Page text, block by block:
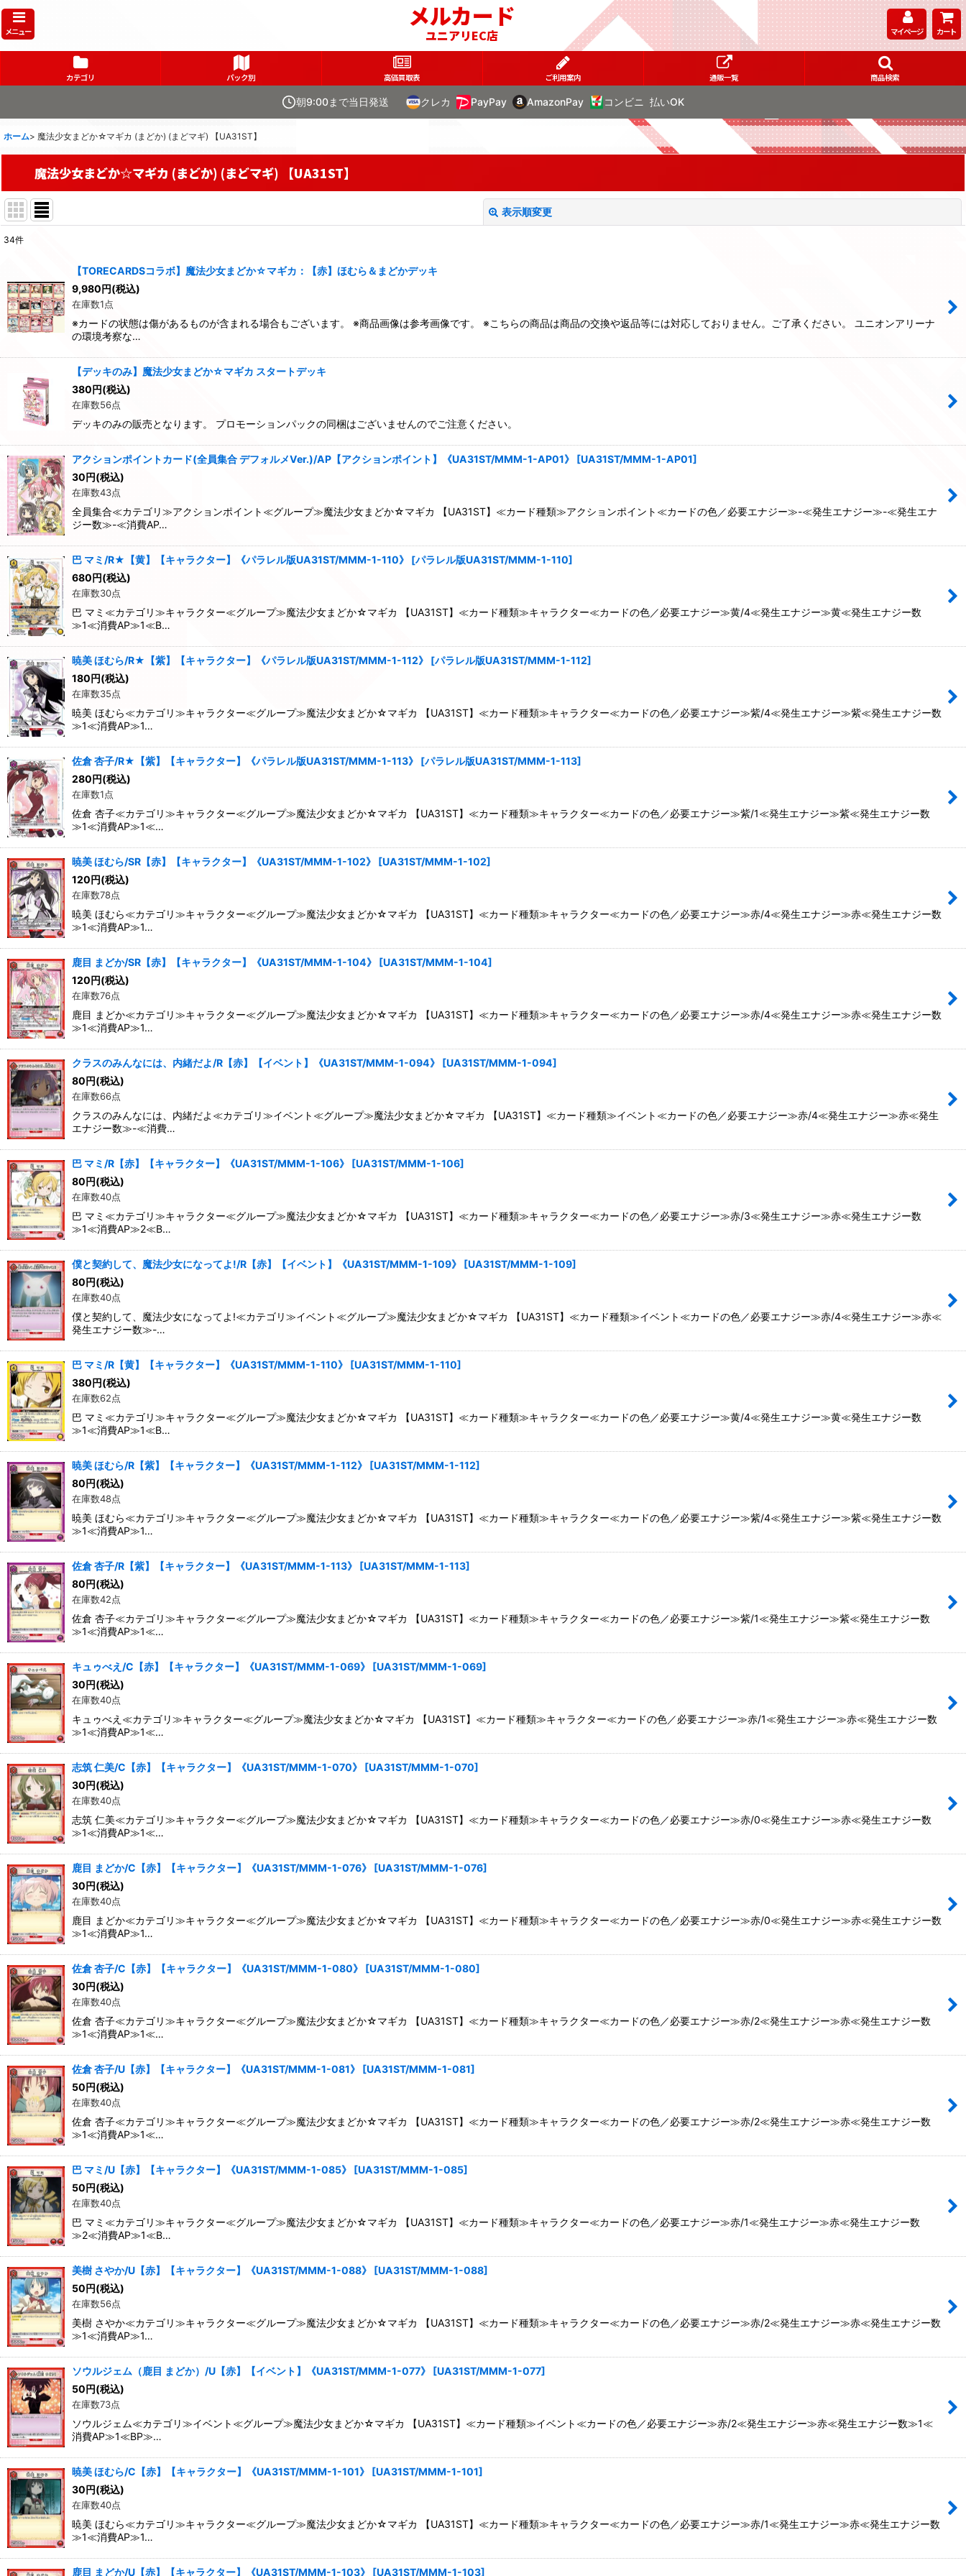
メニュー メルカード
ユニアリEC店 マイページ カート
カテゴリ パック別 高価買取表 ご利用案内 通販一覧 商品検索
朝9:00まで当日発送 クレカ PayPay AmazonPay コンビニ 払いOK
ホーム> 魔法少女まどか☆マギカ (まどか) (まどマギ) 【UA31ST】
魔法少女まどか☆マギカ (まどか) (まどマギ) 【UA31ST】
表示順変更
在庫あり
並び順:
絞り込む
34件
【TORECARDSコラボ】魔法少女まどか☆マギカ：【赤】ほむら＆まどかデッキ
9,980円(税込)
在庫数1点
※カードの状態は傷があるものが含まれる場合もございます。 ※商品画像は参考画像です。 ※こちらの商品は商品の交換や返品等には対応しておりません。ご了承ください。 ユニオンアリーナ
の環境考察な…
【デッキのみ】魔法少女まどか☆マギカ スタートデッキ
380円(税込)
在庫数56点
デッキのみの販売となります。 プロモーションパックの同梱はございませんのでご注意ください。
アクションポイントカード(全員集合 デフォルメVer.)/AP【アクションポイント】《UA31ST/MMM-1-AP01》 [UA31ST/MMM-1-AP01]
30円(税込)
在庫数43点
全員集合≪カテゴリ≫アクションポイント≪グループ≫魔法少女まどか☆マギカ 【UA31ST】≪カード種類≫アクションポイント≪カードの色／必要エナジー≫-≪発生エナジー≫-≪発生エナ
ジー数≫-≪消費AP…
巴 マミ/R★【黄】【キャラクター】《パラレル版UA31ST/MMM-1-110》 [パラレル版UA31ST/MMM-1-110]
680円(税込)
在庫数30点
巴 マミ≪カテゴリ≫キャラクター≪グループ≫魔法少女まどか☆マギカ 【UA31ST】≪カード種類≫キャラクター≪カードの色／必要エナジー≫黄/4≪発生エナジー≫黄≪発生エナジー数
≫1≪消費AP≫1≪B…
暁美 ほむら/R★【紫】【キャラクター】《パラレル版UA31ST/MMM-1-112》 [パラレル版UA31ST/MMM-1-112]
180円(税込)
在庫数35点
暁美 ほむら≪カテゴリ≫キャラクター≪グループ≫魔法少女まどか☆マギカ 【UA31ST】≪カード種類≫キャラクター≪カードの色／必要エナジー≫紫/4≪発生エナジー≫紫≪発生エナジー数
≫1≪消費AP≫1…
佐倉 杏子/R★【紫】【キャラクター】《パラレル版UA31ST/MMM-1-113》 [パラレル版UA31ST/MMM-1-113]
280円(税込)
在庫数1点
佐倉 杏子≪カテゴリ≫キャラクター≪グループ≫魔法少女まどか☆マギカ 【UA31ST】≪カード種類≫キャラクター≪カードの色／必要エナジー≫紫/1≪発生エナジー≫紫≪発生エナジー数
≫1≪消費AP≫1≪…
暁美 ほむら/SR【赤】【キャラクター】《UA31ST/MMM-1-102》 [UA31ST/MMM-1-102]
120円(税込)
在庫数78点
暁美 ほむら≪カテゴリ≫キャラクター≪グループ≫魔法少女まどか☆マギカ 【UA31ST】≪カード種類≫キャラクター≪カードの色／必要エナジー≫赤/4≪発生エナジー≫赤≪発生エナジー数
≫1≪消費AP≫1…
鹿目 まどか/SR【赤】【キャラクター】《UA31ST/MMM-1-104》 [UA31ST/MMM-1-104]
120円(税込)
在庫数76点
鹿目 まどか≪カテゴリ≫キャラクター≪グループ≫魔法少女まどか☆マギカ 【UA31ST】≪カード種類≫キャラクター≪カードの色／必要エナジー≫赤/4≪発生エナジー≫赤≪発生エナジー数
≫1≪消費AP≫1…
クラスのみんなには、内緒だよ/R【赤】【イベント】《UA31ST/MMM-1-094》 [UA31ST/MMM-1-094]
80円(税込)
在庫数66点
クラスのみんなには、内緒だよ≪カテゴリ≫イベント≪グループ≫魔法少女まどか☆マギカ 【UA31ST】≪カード種類≫イベント≪カードの色／必要エナジー≫赤/4≪発生エナジー≫赤≪発生
エナジー数≫-≪消費…
巴 マミ/R【赤】【キャラクター】《UA31ST/MMM-1-106》 [UA31ST/MMM-1-106]
80円(税込)
在庫数40点
巴 マミ≪カテゴリ≫キャラクター≪グループ≫魔法少女まどか☆マギカ 【UA31ST】≪カード種類≫キャラクター≪カードの色／必要エナジー≫赤/3≪発生エナジー≫赤≪発生エナジー数
≫1≪消費AP≫2≪B…
僕と契約して、魔法少女になってよ!/R【赤】【イベント】《UA31ST/MMM-1-109》 [UA31ST/MMM-1-109]
80円(税込)
在庫数40点
僕と契約して、魔法少女になってよ!≪カテゴリ≫イベント≪グループ≫魔法少女まどか☆マギカ 【UA31ST】≪カード種類≫イベント≪カードの色／必要エナジー≫赤/4≪発生エナジー≫赤≪
発生エナジー数≫-…
巴 マミ/R【黄】【キャラクター】《UA31ST/MMM-1-110》 [UA31ST/MMM-1-110]
380円(税込)
在庫数62点
巴 マミ≪カテゴリ≫キャラクター≪グループ≫魔法少女まどか☆マギカ 【UA31ST】≪カード種類≫キャラクター≪カードの色／必要エナジー≫黄/4≪発生エナジー≫黄≪発生エナジー数
≫1≪消費AP≫1≪B…
暁美 ほむら/R【紫】【キャラクター】《UA31ST/MMM-1-112》 [UA31ST/MMM-1-112]
80円(税込)
在庫数48点
暁美 ほむら≪カテゴリ≫キャラクター≪グループ≫魔法少女まどか☆マギカ 【UA31ST】≪カード種類≫キャラクター≪カードの色／必要エナジー≫紫/4≪発生エナジー≫紫≪発生エナジー数
≫1≪消費AP≫1…
佐倉 杏子/R【紫】【キャラクター】《UA31ST/MMM-1-113》 [UA31ST/MMM-1-113]
80円(税込)
在庫数42点
佐倉 杏子≪カテゴリ≫キャラクター≪グループ≫魔法少女まどか☆マギカ 【UA31ST】≪カード種類≫キャラクター≪カードの色／必要エナジー≫紫/1≪発生エナジー≫紫≪発生エナジー数
≫1≪消費AP≫1≪…
キュゥべえ/C【赤】【キャラクター】《UA31ST/MMM-1-069》 [UA31ST/MMM-1-069]
30円(税込)
在庫数40点
キュゥべえ≪カテゴリ≫キャラクター≪グループ≫魔法少女まどか☆マギカ 【UA31ST】≪カード種類≫キャラクター≪カードの色／必要エナジー≫赤/1≪発生エナジー≫赤≪発生エナジー数
≫1≪消費AP≫1≪…
志筑 仁美/C【赤】【キャラクター】《UA31ST/MMM-1-070》 [UA31ST/MMM-1-070]
30円(税込)
在庫数40点
志筑 仁美≪カテゴリ≫キャラクター≪グループ≫魔法少女まどか☆マギカ 【UA31ST】≪カード種類≫キャラクター≪カードの色／必要エナジー≫赤/0≪発生エナジー≫赤≪発生エナジー数
≫1≪消費AP≫1≪…
鹿目 まどか/C【赤】【キャラクター】《UA31ST/MMM-1-076》 [UA31ST/MMM-1-076]
30円(税込)
在庫数40点
鹿目 まどか≪カテゴリ≫キャラクター≪グループ≫魔法少女まどか☆マギカ 【UA31ST】≪カード種類≫キャラクター≪カードの色／必要エナジー≫赤/0≪発生エナジー≫赤≪発生エナジー数
≫1≪消費AP≫1…
佐倉 杏子/C【赤】【キャラクター】《UA31ST/MMM-1-080》 [UA31ST/MMM-1-080]
30円(税込)
在庫数40点
佐倉 杏子≪カテゴリ≫キャラクター≪グループ≫魔法少女まどか☆マギカ 【UA31ST】≪カード種類≫キャラクター≪カードの色／必要エナジー≫赤/2≪発生エナジー≫赤≪発生エナジー数
≫1≪消費AP≫1≪…
佐倉 杏子/U【赤】【キャラクター】《UA31ST/MMM-1-081》 [UA31ST/MMM-1-081]
50円(税込)
在庫数40点
佐倉 杏子≪カテゴリ≫キャラクター≪グループ≫魔法少女まどか☆マギカ 【UA31ST】≪カード種類≫キャラクター≪カードの色／必要エナジー≫赤/2≪発生エナジー≫赤≪発生エナジー数
≫1≪消費AP≫1≪…
巴 マミ/U【赤】【キャラクター】《UA31ST/MMM-1-085》 [UA31ST/MMM-1-085]
50円(税込)
在庫数40点
巴 マミ≪カテゴリ≫キャラクター≪グループ≫魔法少女まどか☆マギカ 【UA31ST】≪カード種類≫キャラクター≪カードの色／必要エナジー≫赤/1≪発生エナジー≫赤≪発生エナジー数
≫2≪消費AP≫1≪B…
美樹 さやか/U【赤】【キャラクター】《UA31ST/MMM-1-088》 [UA31ST/MMM-1-088]
50円(税込)
在庫数56点
美樹 さやか≪カテゴリ≫キャラクター≪グループ≫魔法少女まどか☆マギカ 【UA31ST】≪カード種類≫キャラクター≪カードの色／必要エナジー≫赤/2≪発生エナジー≫赤≪発生エナジー数
≫1≪消費AP≫1…
ソウルジェム（鹿目 まどか）/U【赤】【イベント】《UA31ST/MMM-1-077》 [UA31ST/MMM-1-077]
50円(税込)
在庫数73点
ソウルジェム≪カテゴリ≫イベント≪グループ≫魔法少女まどか☆マギカ 【UA31ST】≪カード種類≫イベント≪カードの色／必要エナジー≫赤/2≪発生エナジー≫赤≪発生エナジー数≫1≪
消費AP≫1≪BP≫…
暁美 ほむら/C【赤】【キャラクター】《UA31ST/MMM-1-101》 [UA31ST/MMM-1-101]
30円(税込)
在庫数40点
暁美 ほむら≪カテゴリ≫キャラクター≪グループ≫魔法少女まどか☆マギカ 【UA31ST】≪カード種類≫キャラクター≪カードの色／必要エナジー≫赤/1≪発生エナジー≫赤≪発生エナジー数
≫1≪消費AP≫1…
鹿目 まどか/U【赤】【キャラクター】《UA31ST/MMM-1-103》 [UA31ST/MMM-1-103]